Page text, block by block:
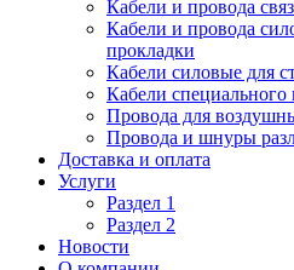
Кабели и провода
Кабели и провода
прокладки
Кабели силовые для
Кабели специального
Провода для
Провода и шнуры
Доставка и оплата
Услуги
Раздел 1
Раздел 2
Новости